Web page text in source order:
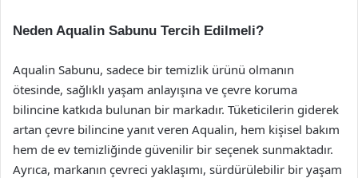
Neden Aqualin Sabunu Tercih Edilmeli?
Aqualin Sabunu, sadece bir temizlik ürünü olmanın
ötesinde, sağlıklı yaşam anlayışına ve çevre koruma
bilincine katkıda bulunan bir markadır. Tüketicilerin giderek
artan çevre bilincine yanıt veren Aqualin, hem kişisel bakım
hem de ev temizliğinde güvenilir bir seçenek sunmaktadır.
Ayrıca, markanın çevreci yaklaşımı, sürdürülebilir bir yaşam